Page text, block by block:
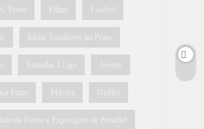
FC Porto Filme Futebol
Ideias Saudáveis no Prato
Jornadas I Liga Jovens
Pinto Música Netflix
de Feiras e Exposições de Penafiel